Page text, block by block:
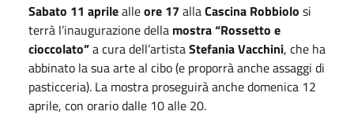
Sabato 11 aprilealleore 17 allaCascina Robbiolo si
terrà l’inaugurazione della mostra “Rossetto e
cioccolato”a cura dell’artistaStefania Vacchini, che ha
abbinato la sua arte al cibo (e proporrà anche assaggi di
pasticceria). La mostra proseguirà anche domenica 12
aprile, con orario dalle 10 alle 20.